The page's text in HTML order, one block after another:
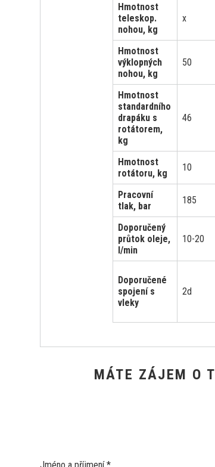
Hmotnost
teleskop.
nohou, kg
x
Hmotnost
výklopných
nohou, kg
50
Hmotnost
standardního
drapáku s
rotátorem,
kg
46
Hmotnost
rotátoru, kg
10
Pracovní
tlak, bar
185
Doporučený
průtok oleje,
l/min
10-20
Doporučené
spojení s
vleky
2d
MÁTE ZÁJEM O